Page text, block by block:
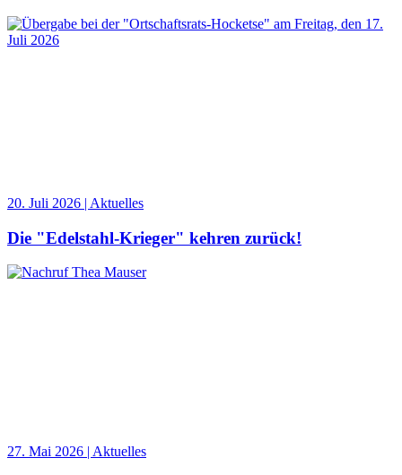
20. Juli 2026 | Aktuelles
Die "Edelstahl-Krieger" kehren zurück!
27. Mai 2026 | Aktuelles